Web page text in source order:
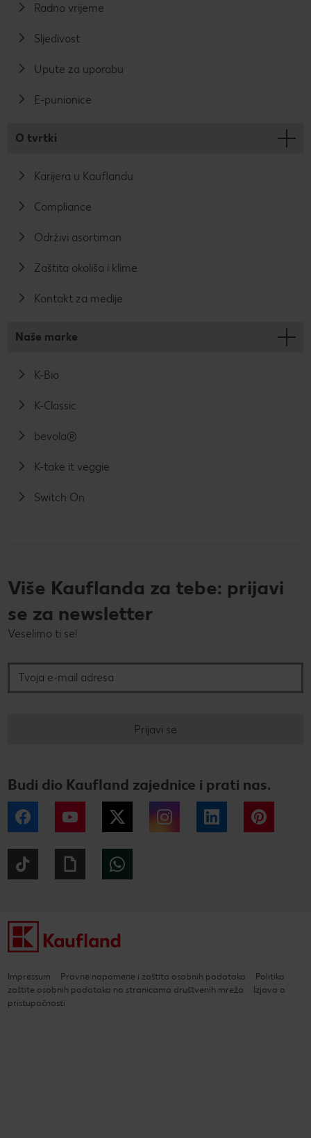
Radno vrijeme
Sljedivost
Upute za uporabu
E-punionice
O tvrtki
Karijera u Kauflandu
Compliance
Održivi asortiman
Zaštita okoliša i klime
Kontakt za medije
Naše marke
K-Bio
K-Classic
bevola®
K-take it veggie
Switch On
Više Kauflanda za tebe: prijavi
se za newsletter
Veselimo ti se!
Prijavi se
Budi dio Kaufland zajednice i prati nas.
Facebook YouTube Twitter Instagram LinkedIn
Giphy
Impressum Pravne napomene i zaštita osobnih podataka
Politika
zaštite osobnih podataka na stranicama društvenih mreža
Izjava o
pristupačnosti